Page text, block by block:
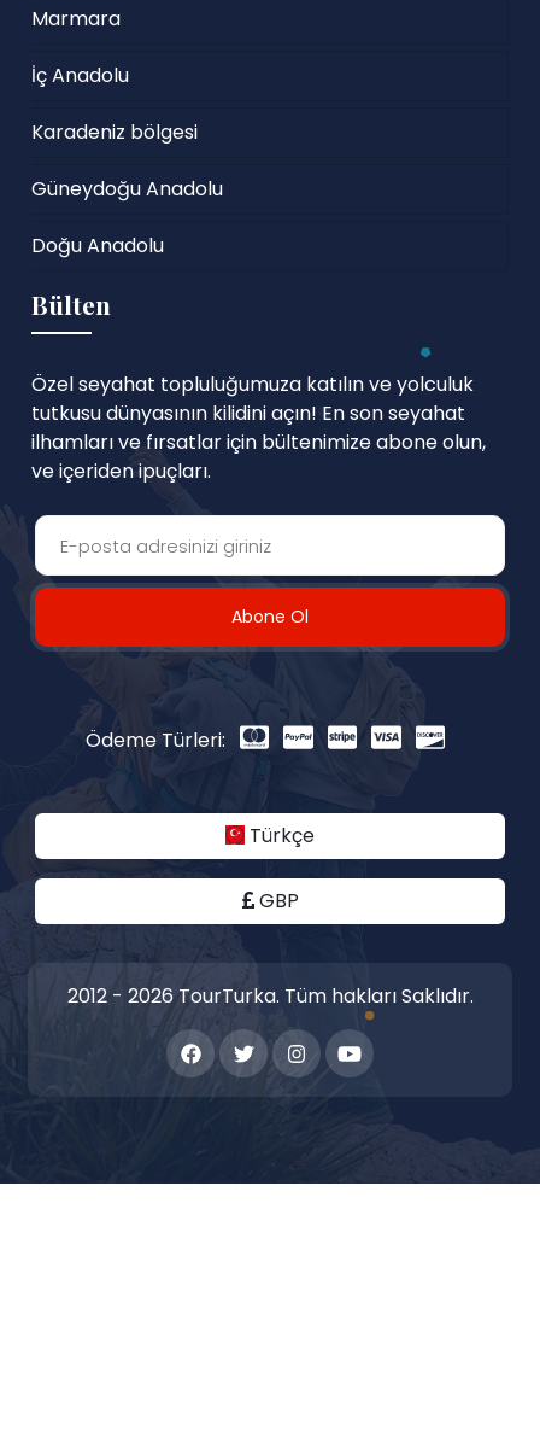
Marmara
İç Anadolu
Karadeniz bölgesi
Güneydoğu Anadolu
Doğu Anadolu
Bülten
Özel seyahat topluluğumuza katılın ve yolculuk
tutkusu dünyasının kilidini açın! En son seyahat
ilhamları ve fırsatlar için bültenimize abone olun,
ve içeriden ipuçları.
Abone Ol
Ödeme Türleri:
Türkçe
GBP
2012 - 2026 TourTurka. Tüm hakları Saklıdır.